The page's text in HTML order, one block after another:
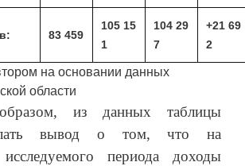
83 459
105 15
1
104 29
7
+21 69
2
на основании данных
области
из данных таблицы
вывод о том, что на
периода доходы